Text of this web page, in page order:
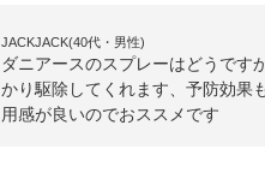
JACKJACK(40代・男性)
ダニアースのスプレーはどうです
かり駆除してくれます、予防効果
用感が良いのでおススメです